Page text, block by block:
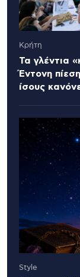
Κρήτη
Τα γλέντια
Έντονη
ίσους
Style